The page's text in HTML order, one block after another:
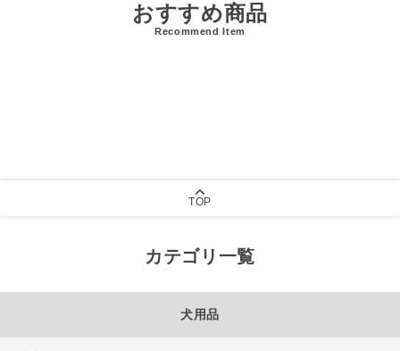
おすすめ商品
Recommend Item
TOP
カテゴリ一覧
犬用品